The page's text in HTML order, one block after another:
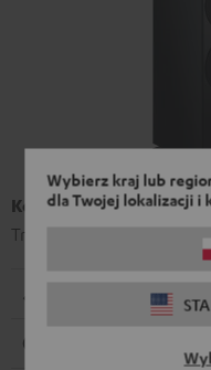
Wybierz kraj lub
dla Twojej lokalizacji i
Kolumna T 500 F 16
Trójdrożne kolumny